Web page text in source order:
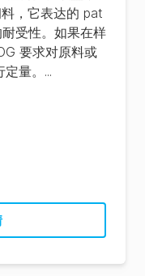
，它表达的 pat
受性。如果在样
要求对原料或
量。...